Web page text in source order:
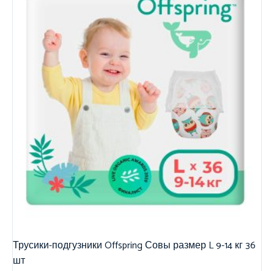
Трусики-подгузники Offspring Совы размер L 9-14 кг 36
шт